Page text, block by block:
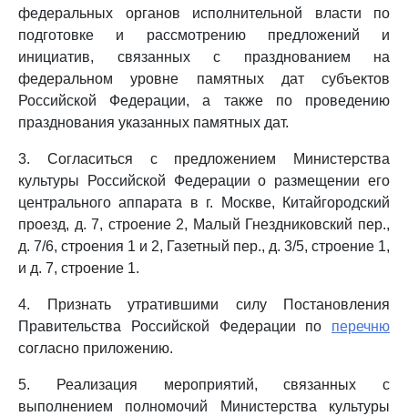
федеральных органов исполнительной власти по
подготовке и рассмотрению предложений и
инициатив, связанных с празднованием на
федеральном уровне памятных дат субъектов
Российской Федерации, а также по проведению
празднования указанных памятных дат.
3. Согласиться с предложением Министерства
культуры Российской Федерации о размещении его
центрального аппарата в г. Москве, Китайгородский
проезд, д. 7, строение 2, Малый Гнездниковский пер.,
д. 7/6, строения 1 и 2, Газетный пер., д. 3/5, строение 1,
и д. 7, строение 1.
4. Признать утратившими силу Постановления
Правительства Российской Федерации по перечню
согласно приложению.
5. Реализация мероприятий, связанных с
выполнением полномочий Министерства культуры